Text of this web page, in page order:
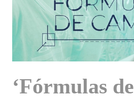
‘Fórmulas de